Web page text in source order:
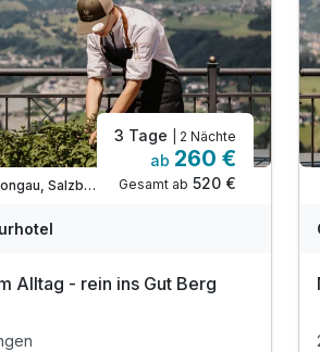
September
St. Johann im Pongau, Salzburger Sportwelt
3 Tage | 2 Nächte
ab 260 €
Gesamt ab 520 €
Alltag - rein ins Gut Berg